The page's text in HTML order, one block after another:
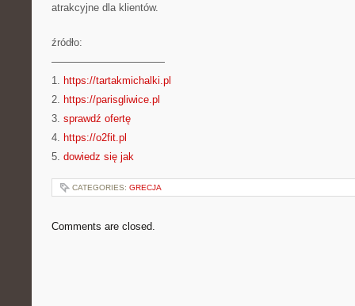
atrakcyjne dla klientów.
źródło:
———————————
1. https://tartakmichalki.pl
2. https://parisgliwice.pl
3. sprawdź ofertę
4. https://o2fit.pl
5. dowiedz się jak
CATEGORIES: GRECJA
Comments are closed.